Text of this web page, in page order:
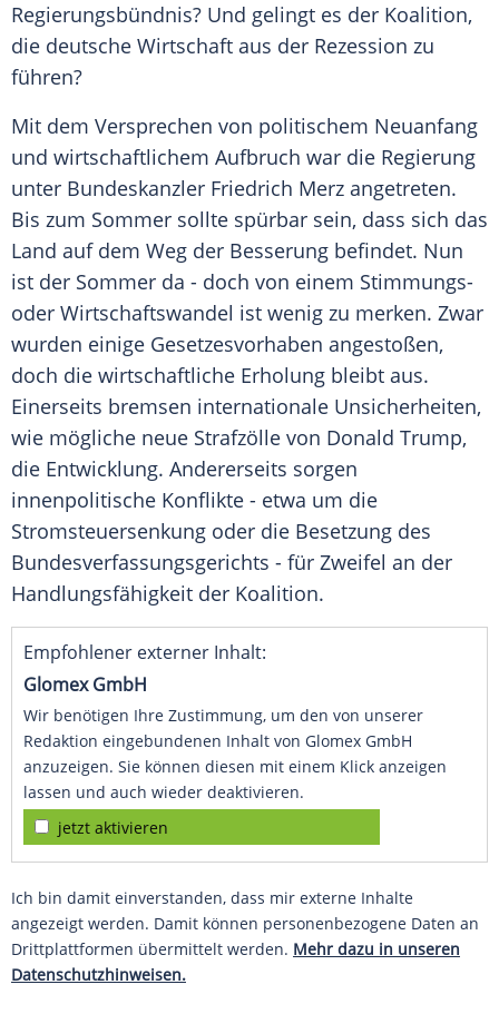
Regierungsbündnis? Und gelingt es der Koalition,
die deutsche Wirtschaft aus der Rezession zu
führen?
Mit dem Versprechen von politischem Neuanfang
und wirtschaftlichem Aufbruch war die Regierung
unter Bundeskanzler Friedrich Merz angetreten.
Bis zum Sommer sollte spürbar sein, dass sich das
Land auf dem Weg der Besserung befindet. Nun
ist der Sommer da - doch von einem Stimmungs-
oder Wirtschaftswandel ist wenig zu merken. Zwar
wurden einige Gesetzesvorhaben angestoßen,
doch die wirtschaftliche Erholung bleibt aus.
Einerseits bremsen internationale Unsicherheiten,
wie mögliche neue Strafzölle von Donald Trump,
die Entwicklung. Andererseits sorgen
innenpolitische Konflikte - etwa um die
Stromsteuersenkung oder die Besetzung des
Bundesverfassungsgerichts - für Zweifel an der
Handlungsfähigkeit der Koalition.
Empfohlener externer Inhalt:
Glomex GmbH
Wir benötigen Ihre Zustimmung, um den von unserer
Redaktion eingebundenen Inhalt von Glomex GmbH
anzuzeigen. Sie können diesen mit einem Klick anzeigen
lassen und auch wieder deaktivieren.
jetzt aktivieren
Ich bin damit einverstanden, dass mir externe Inhalte
angezeigt werden. Damit können personenbezogene Daten an
Drittplattformen übermittelt werden. Mehr dazu in unseren
Datenschutzhinweisen.